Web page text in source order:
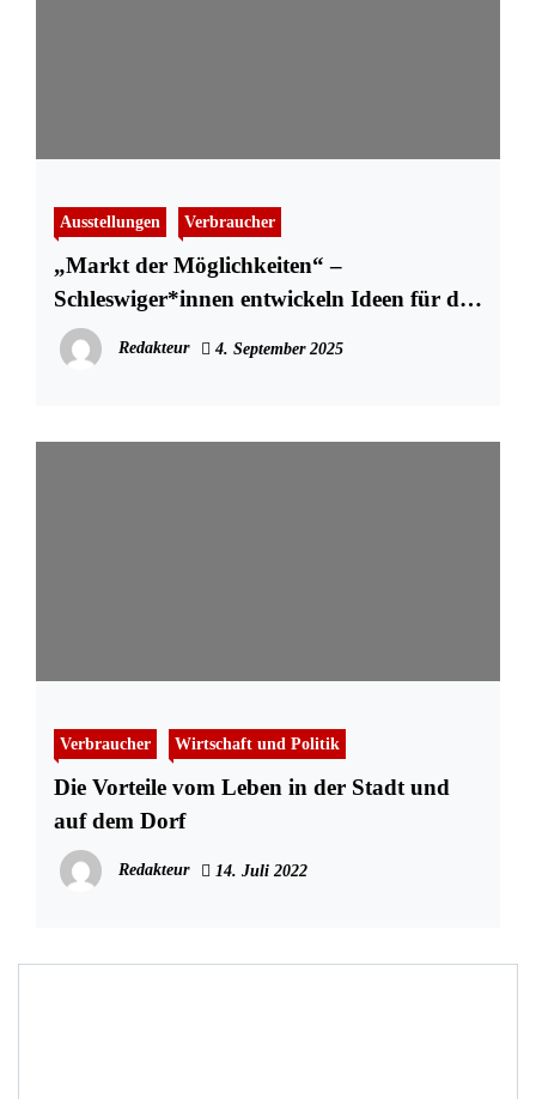
Ausstellungen Verbraucher
„Markt der Möglichkeiten“ –
Schleswiger*innen entwickeln Ideen für die
Kultur von morgen
Redakteur 4. September 2025
Verbraucher Wirtschaft und Politik
Die Vorteile vom Leben in der Stadt und
auf dem Dorf
Redakteur 14. Juli 2022